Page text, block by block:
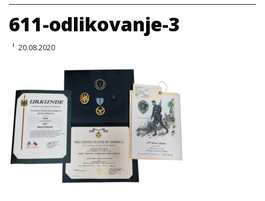
611-odlikovanje-3
20.08.2020